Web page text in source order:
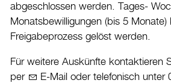
Datenschutz
Leitbild
Jobs & Karriere
Politik
abgeschlossen werden. Tages-
Monatsbewilligungen (bis 5 Monate)
Freigabeprozess gelöst werden.
Für weitere Auskünfte kontaktieren
per
E-Mail oder telefonisch unter